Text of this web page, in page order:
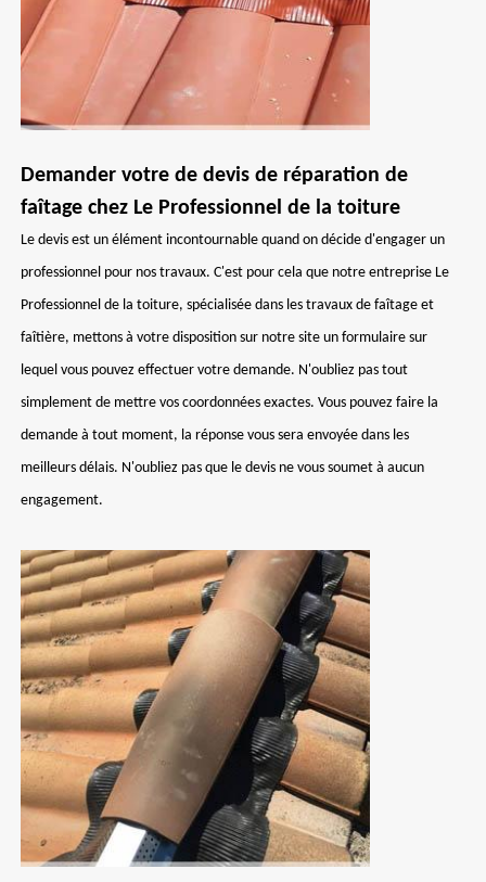
Demander votre de devis de réparation de
faîtage chez Le Professionnel de la toiture
Le devis est un élément incontournable quand on décide d'engager un
professionnel pour nos travaux. C'est pour cela que notre entreprise Le
Professionnel de la toiture, spécialisée dans les travaux de faîtage et
faîtière, mettons à votre disposition sur notre site un formulaire sur
lequel vous pouvez effectuer votre demande. N'oubliez pas tout
simplement de mettre vos coordonnées exactes. Vous pouvez faire la
demande à tout moment, la réponse vous sera envoyée dans les
meilleurs délais. N'oubliez pas que le devis ne vous soumet à aucun
engagement.